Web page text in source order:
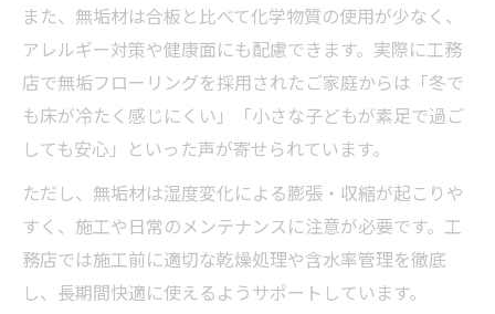
工務店選びで差がつく理想の注文住宅づくり
工務店選びで注目したい比較ポイント表
信頼できる工務店を見極めるコツ
注文住宅の相談で重視するべき点
無垢材の家を建てる工務店の選択基準
口コミや評判を活かした選び方
快適な暮らしを実現する無垢材の活用法
無垢材の部位別活用アイデア一覧
また、無垢材は合板と比べて化学物質の使用が少なく、
アレルギー対策や健康面にも配慮できます。実際に工務
店で無垢フローリングを採用されたご家庭からは「冬で
も床が冷たく感じにくい」「小さな子どもが素足で過ご
しても安心」といった声が寄せられています。
ただし、無垢材は湿度変化による膨張・収縮が起こりや
すく、施工や日常のメンテナンスに注意が必要です。工
務店では施工前に適切な乾燥処理や含水率管理を徹底
し、長期間快適に使えるようサポートしています。